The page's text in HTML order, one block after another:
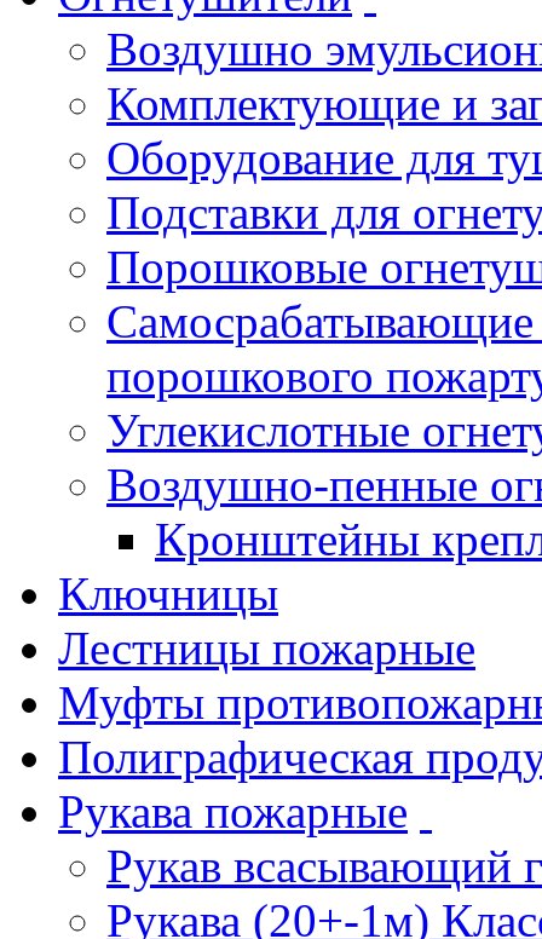
Воздушно
Комплектующие и
Оборудование для
Подставки для
Порошковые
порошкового
Углекислотные
Воздушно-пенные
Кронштейны
Ключницы
Лестницы пожарные
Муфты
Полиграфическая
Рукава пожарные
Рукав всасывающий
Рукава (20+-1м)